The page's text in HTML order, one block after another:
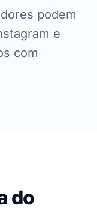
podem
e
com
do